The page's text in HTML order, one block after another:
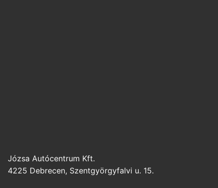
Józsa Autócentrum Kft.
4225 Debrecen, Szentgyörgyfalvi u. 15.